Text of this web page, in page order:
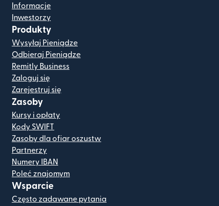
Informacje
Inwestorzy
Produkty
Wysyłaj Pieniądze
Odbieraj Pieniądze
Remitly Business
Zaloguj się
Zarejestruj się
Zasoby
Kursy i opłaty
Kody SWIFT
Zasoby dla ofiar oszustw
Partnerzy
Numery IBAN
Poleć znajomym
Wsparcie
Często zadawane pytania